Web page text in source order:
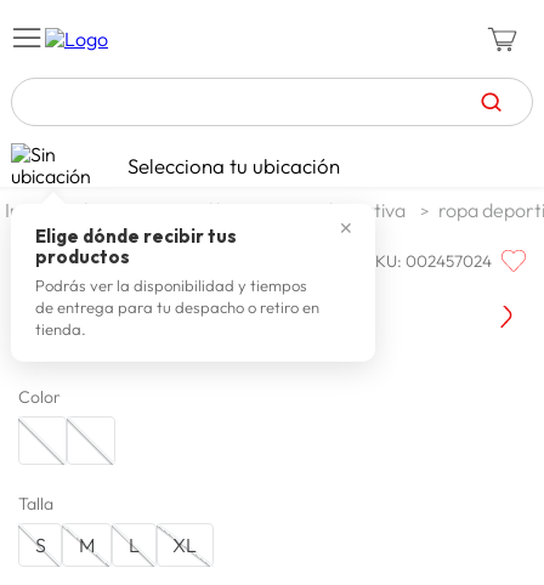
TÉRMINOS MÁS BUSCADOS
1. celulares
2. zapatillas mujer
3. zapatillas hombre
4. moda
6.
7. laptop
9. lavadora
10. spiderman
Selecciona tu ubicación
✕
Elige dónde recibir tus
productos
Podrás ver la disponibilidad y tiempos
de entrega para tu despacho o retiro en
tienda.
deportes y aire libre ropa deportiva ropa
TAPOUT SKU:002457024
Tapout Legging Deportes Twey
Color
Talla
S M L XL